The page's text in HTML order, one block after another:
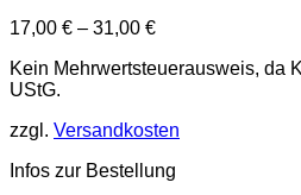
17,00 € – 31,00 €
Kein Mehrwertsteuerausweis, da
UStG.
zzgl. Versandkosten
Infos zur Bestellung